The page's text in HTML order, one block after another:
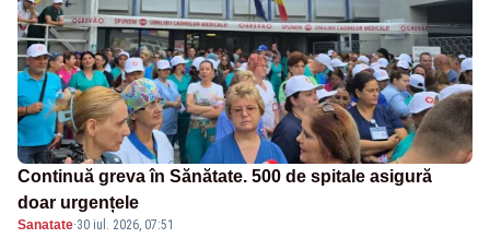
Continuă greva în Sănătate. 500 de spitale asigură
doar urgențele
Sanatate·30 iul. 2026, 07:51